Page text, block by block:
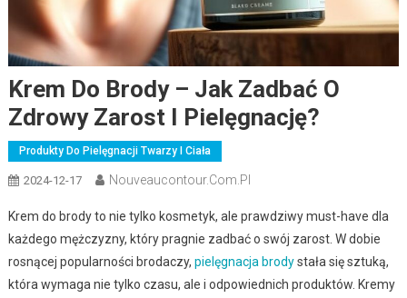
Krem Do Brody – Jak Zadbać O
Zdrowy Zarost I Pielęgnację?
Produkty Do Pielęgnacji Twarzy I Ciała
2024-12-17 Nouveaucontour.com.pl
Krem do brody to nie tylko kosmetyk, ale prawdziwy must-have dla
każdego mężczyzny, który pragnie zadbać o swój zarost. W dobie
rosnącej popularności brodaczy, pielęgnacja brodystała się sztuką,
która wymaga nie tylko czasu, ale i odpowiednich produktów. Kremy